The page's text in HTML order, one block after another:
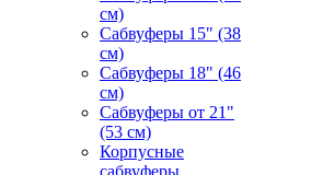
см)
Сабвуферы 15" (38
см)
Сабвуферы 18" (46
см)
Сабвуферы от 21"
(53 см)
Корпусные
сабвуферы